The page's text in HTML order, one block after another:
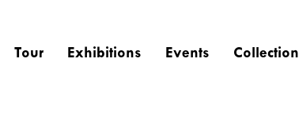
Tour Exhibitions Events Collection